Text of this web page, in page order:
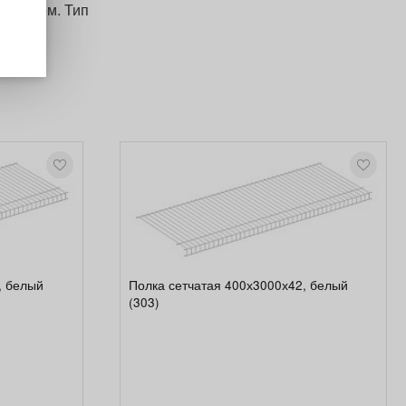
Тип
с
белый
Полка сетчатая 400х3000х42, белый
(303)